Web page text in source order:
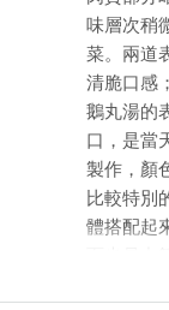
味層次稍
菜。兩道
清脆口感
鵝丸湯的
口，是當
製作，顏
比較特別
體搭配起
面也是中